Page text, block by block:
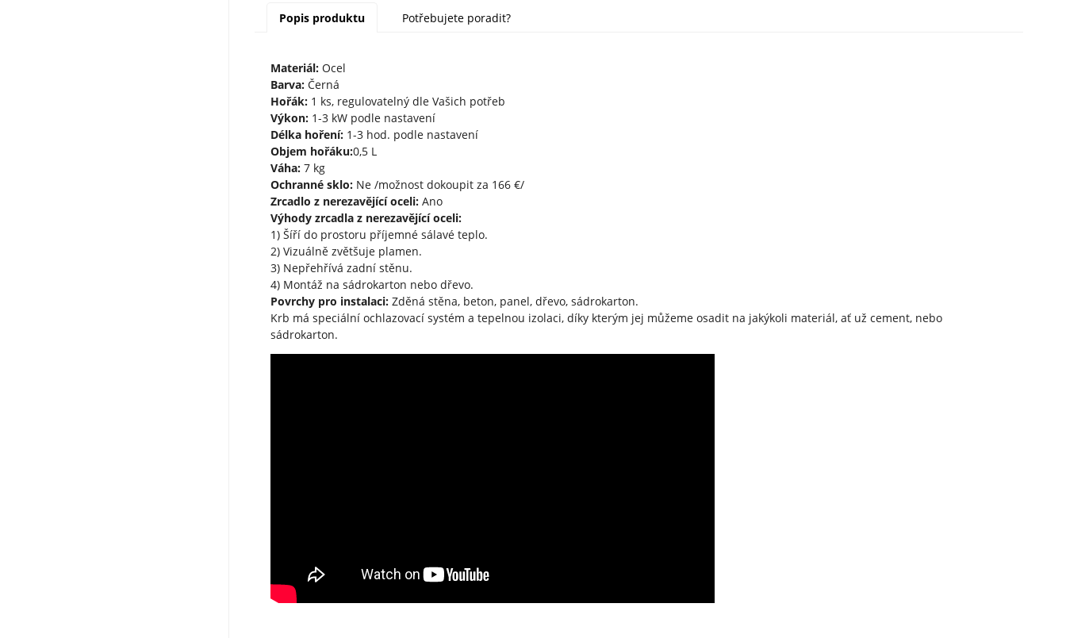
Popis produktu Potřebujete poradit?
Materiál:Ocel
Barva:Černá
Hořák:1 ks, regulovatelný dle Vašich potřeb
Výkon:1-3 kW podle nastavení
Délka hoření:1-3 hod. podle nastavení
Objem hořáku:0,5 L
Váha:7 kg
Ochranné sklo:Ne /možnost dokoupit za 166 €/
Zrcadlo z nerezavějící oceli:Ano
Výhody zrcadla z nerezavějící oceli:
1) Šíří do prostoru příjemné sálavé teplo.
2) Vizuálně zvětšuje plamen.
3) Nepřehřívá zadní stěnu.
4) Montáž na sádrokarton nebo dřevo.
Povrchy pro instalaci:Zděná stěna, beton, panel, dřevo, sádrokarton.
Krb má speciální ochlazovací systém a tepelnou izolaci, díky kterým jej můžeme osadit na jakýkoli materiál, ať už cement, nebo
sádrokarton.